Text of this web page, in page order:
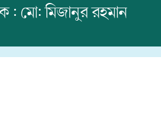
: মো: মিজানুর রহমান